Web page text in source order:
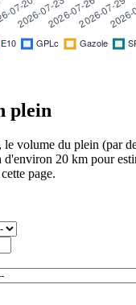
plein
le volume du plein (par
d'environ 20 km pour
page.